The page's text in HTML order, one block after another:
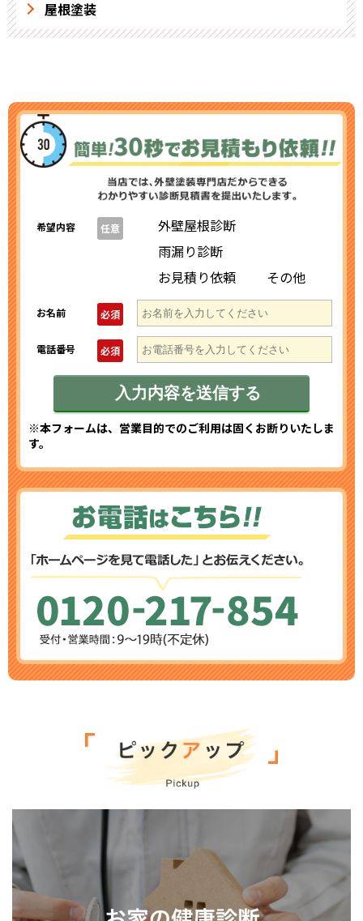
屋根塗装
希望内容 任意
外壁屋根診断
雨漏り診断
お見積り依頼
その他
お名前 必須
電話番号 必須
※本フォームは、営業目的でのご利用は固くお断りいたしま
す。